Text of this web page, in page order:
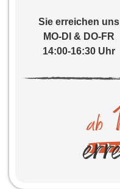
Sie erreichen uns
MO-DI & DO-FR
14:00-16:30 Uhr